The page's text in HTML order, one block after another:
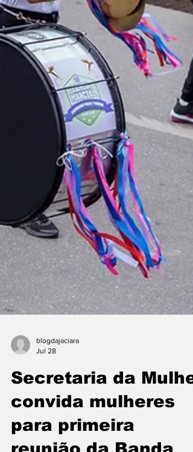
Jul 28
Secretaria da